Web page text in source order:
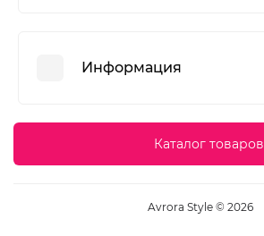
Информация
Пользовательское соглашение
Каталог товаров
Avrora Style © 2026